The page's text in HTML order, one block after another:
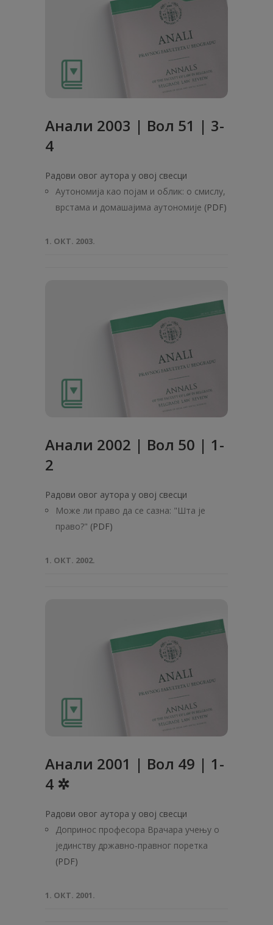
Анали 2003 | Вол 51 | 3-
4
Радови овог аутора у овој свесци
Аутономија као појам и облик: о смислу,
врстама и домашајима аутономије (PDF)
1. ОКТ. 2003.
Анали 2002 | Вол 50 | 1-
2
Радови овог аутора у овој свесци
Може ли право да се сазна: "Шта је
право?" (PDF)
1. ОКТ. 2002.
Анaли 2001 | Вол 49 | 1-
4 ✲
Радови овог аутора у овој свесци
Допринос професора Врачара учењу о
јединству државно-правног поретка
(PDF)
1. ОКТ. 2001.